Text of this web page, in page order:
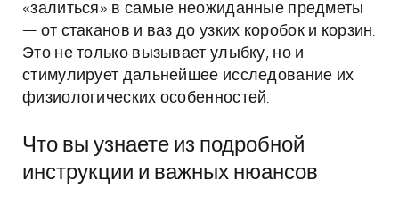
«залиться» в самые неожиданные предметы
— от стаканов и ваз до узких коробок и корзин.
Это не только вызывает улыбку, но и
стимулирует дальнейшее исследование их
физиологических особенностей.
Что вы узнаете из подробной
инструкции и важных нюансов